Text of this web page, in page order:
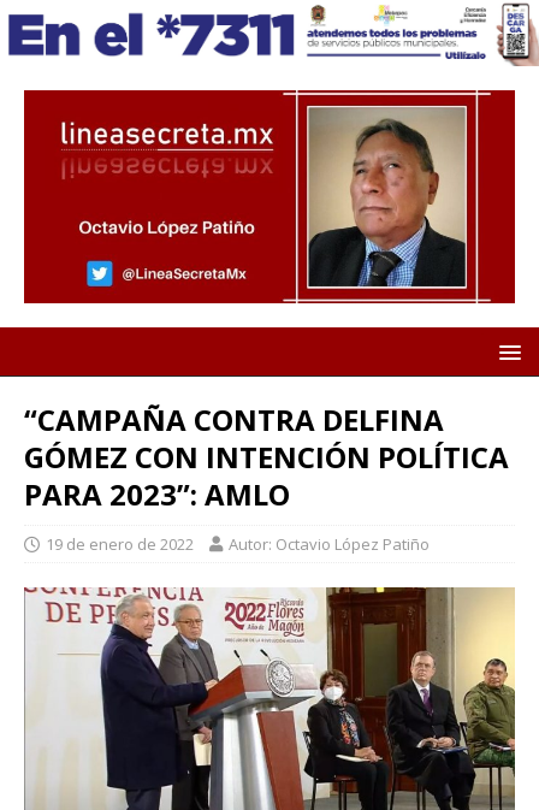
“CAMPAÑA CONTRA DELFINA
GÓMEZ CON INTENCIÓN POLÍTICA
PARA 2023”: AMLO
19 de enero de 2022 Autor: Octavio López Patiño